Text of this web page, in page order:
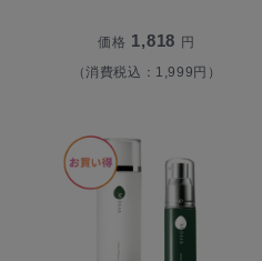
価格 1,818 円
（消費税込：1,999円）